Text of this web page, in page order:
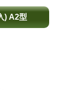
) A2型